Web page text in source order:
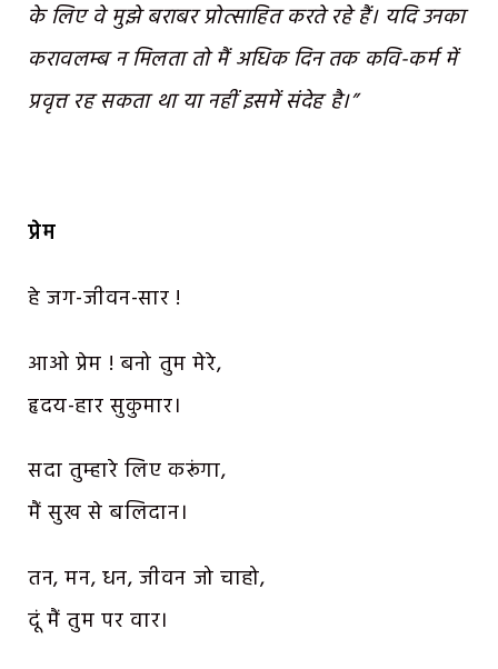
के लिए वे मुझे बराबर प्रोत्साहित करते रहे हैं। यदि उनका
करावलम्ब न मिलता तो मैं अधिक दिन तक कवि-कर्म में
प्रवृत्त रह सकता था या नहीं इसमें संदेह है।”
प्रेम
हे जग-जीवन-सार !
आओ प्रेम ! बनो तुम मेरे,
हृदय-हार सुकुमार।
सदा तुम्हारे लिए करूंगा,
मैं सुख से बलिदान।
तन, मन, धन, जीवन जो चाहो,
दूं मैं तुम पर वार।